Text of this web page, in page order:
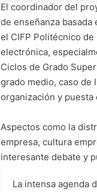
El coordinador del
de enseñanza
el CIFP Politécnico
electrónica,
Ciclos de Grado
grado medio, caso de
organización y puesta
Aspectos como la
empresa, cultura
interesante debate y
La intensa agenda